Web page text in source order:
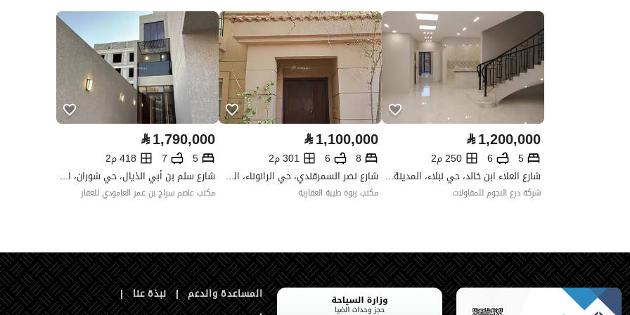
واجهة العقار
شرقية
حدود واطوال العقار -
الضمانات والمدة
-
قنوات الاعلان
منصة مرخصة ،لوحة اعلانية ،منصات التواصل الإجتماعي ،الإذاعة ،أخرى
العقار مرهون
لا
العقار مقيد
لا
رقم الأرض
46 / 2
ملاحظات
حدود العقار/الملكية
الشمالي
الشرقي
اسم شارع تفصيل الحارث بن جندب عرض 16 م
⃁1,200,000
5
6
250 م2
شارع العلاء ابن خالد، حي نبلاء، المدينة المنورة
شركة درع النجوم للمقاولات
⃁1,100,000
8
6
301 م2
شارع نصر السمرقندي، حي الرانوناء، المدينة المنورة
مكتب ربوة طيبة العقارية
⃁1,790,000
5
7
418 م2
شارع سلم بن أبي الذيال، حي شوران، المدينة المنورة
مكتب عاصم سراج بن عمر العامودي للعقار
المساعدة والدعم | نبذة عنا |